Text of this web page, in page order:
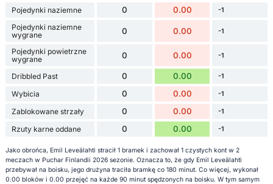
Pojedynki naziemne 0 0.00 -1
Pojedynki naziemne
wygrane
0 0.00 -1
Pojedynki powietrzne
wygrane
0 0.00 -1
Dribbled Past 0 0.00 -1
Wybicia 0 0.00 -1
Zablokowane strzały 0 0.00 -1
Rzuty karne oddane 0 0.00 -1
Jako obrońca, Emil Leveälahti stracił 1 bramek i zachował 1 czystych kont w 2
meczach w Puchar Finlandii 2026 sezonie. Oznacza to, że gdy Emil Leveälahti
przebywał na boisku, jego drużyna traciła bramkę co 180 minut. Co więcej, wykonał
0.00 bloków i 0.00 przejęć na każde 90 minut spędzonych na boisku. W tym samym